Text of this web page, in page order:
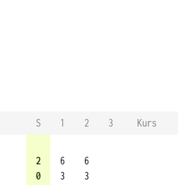
S 1 2 3
Kurs
2
0
6
3
6
3